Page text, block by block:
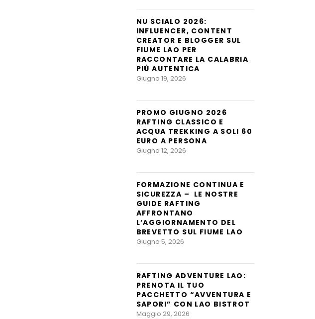
NU SCIALO 2026:
INFLUENCER, CONTENT
CREATOR E BLOGGER SUL
FIUME LAO PER
RACCONTARE LA CALABRIA
PIÙ AUTENTICA
Giugno 19, 2026
PROMO GIUGNO 2026
RAFTING CLASSICO E
ACQUA TREKKING A SOLI 60
EURO A PERSONA
Giugno 12, 2026
FORMAZIONE CONTINUA E
SICUREZZA – LE NOSTRE
GUIDE RAFTING
AFFRONTANO
L’AGGIORNAMENTO DEL
BREVETTO SUL FIUME LAO
Giugno 5, 2026
RAFTING ADVENTURE LAO:
PRENOTA IL TUO
PACCHETTO “AVVENTURA E
SAPORI” CON LAO BISTROT
Maggio 29, 2026